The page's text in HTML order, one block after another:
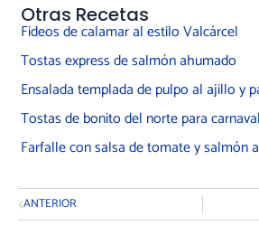
Ant
ANTERIOR
Otras Recetas
Fideos de calamar al estilo Valcárcel
Tostas express de salmón ahumado
Ensalada templada de pulpo al ajillo y
Tostas de bonito del norte para carnaval
Farfalle con salsa de tomate y salmón